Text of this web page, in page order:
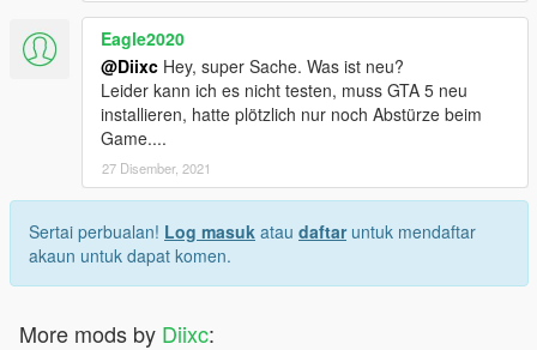
Eagle2020
@Diixc Hey, super Sache. Was ist neu?
Leider kann ich es nicht testen, muss GTA 5 neu
installieren, hatte plötzlich nur noch Abstürze beim
Game....
27 Disember, 2021
Sertai perbualan! Log masuk atau daftaruntuk mendaftar
akaun untuk dapat komen.
More mods by Diixc: